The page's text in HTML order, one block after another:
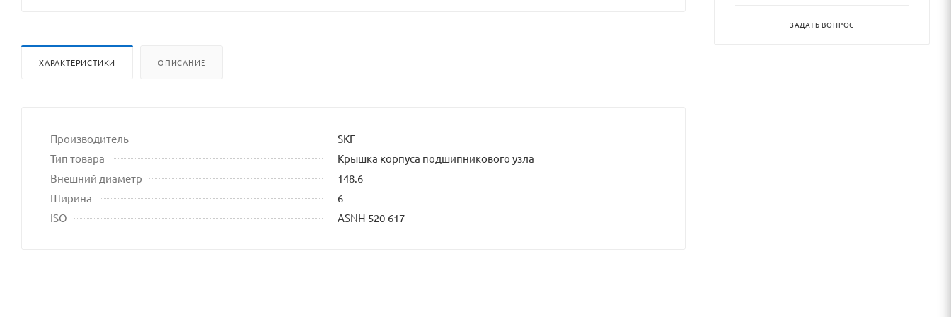
ХАРАКТЕРИСТИКИ ОПИСАНИЕ
Производитель
SKF
Тип товара
Крышка корпуса подшипникового узла
Внешний диаметр
148.6
Ширина
6
ISO
ASNH 520-617
ЗАДАТЬ ВОПРОС